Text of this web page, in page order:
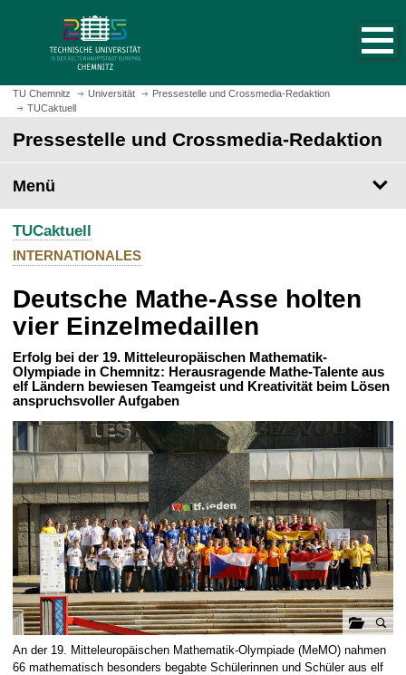
m
H
t
s
i
e
a
u
f
r
u
f
e
TU Chemnitz Universität
Pressestelle und Crossmedia-Redaktion
TUCaktuell
Pressestelle und Crossmedia-Redaktion
Menü
TUCaktuell
INTERNATIONALES
Deutsche Mathe-Asse holten
vier Einzelmedaillen
Erfolg bei der 19. Mitteleuropäischen Mathematik-
Olympiade in Chemnitz: Herausragende Mathe-Talente aus
elf Ländern bewiesen Teamgeist und Kreativität beim Lösen
anspruchsvoller Aufgaben
a
An der 19. Mitteleuropäischen Mathematik-Olympiade (MeMO) nahmen
66 mathematisch besonders begabte Schülerinnen und Schüler aus elf